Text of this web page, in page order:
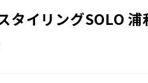
タイリングSOLO 浦